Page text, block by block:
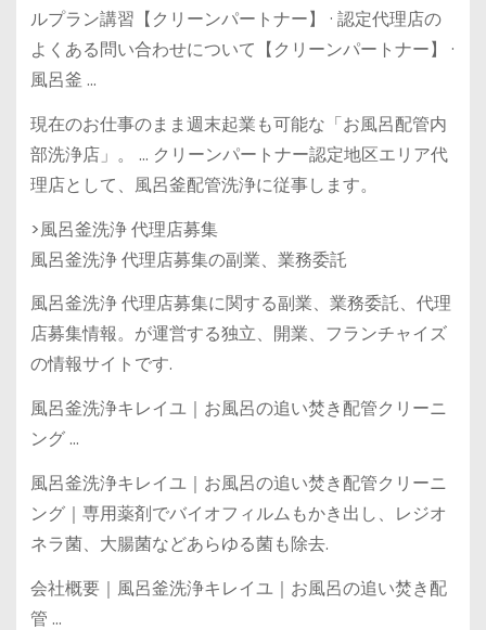
ルプラン講習【クリーンパートナー】 · 認定代理店の
よくある問い合わせについて【クリーンパートナー】 ·
風呂釜 …
現在のお仕事のまま週末起業も可能な「お風呂配管内
部洗浄店」。 … クリーンパートナー認定地区エリア代
理店として、風呂釜配管洗浄に従事します。
>風呂釜洗浄 代理店募集
風呂釜洗浄 代理店募集の副業、業務委託
風呂釜洗浄 代理店募集に関する副業、業務委託、代理
店募集情報。が運営する独立、開業、フランチャイズ
の情報サイトです.
風呂釜洗浄キレイユ｜お風呂の追い焚き配管クリーニ
ング …
風呂釜洗浄キレイユ｜お風呂の追い焚き配管クリーニ
ング｜専用薬剤でバイオフィルムもかき出し、レジオ
ネラ菌、大腸菌などあらゆる菌も除去.
会社概要｜風呂釜洗浄キレイユ｜お風呂の追い焚き配
管 …